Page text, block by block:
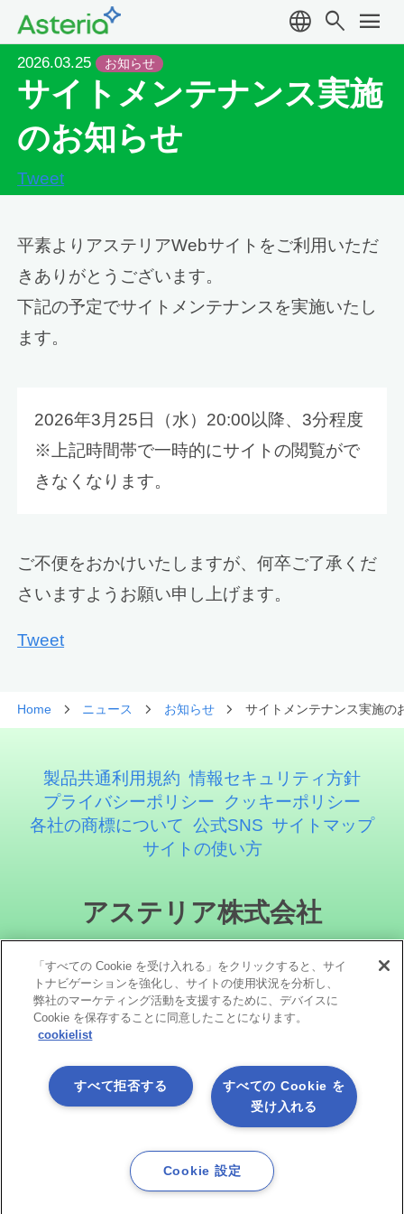
language search menu
2026.03.25 お知らせ
サイトメンテナンス実施
のお知らせ
Tweet
平素よりアステリアWebサイトをご利用いただ
きありがとうございます。
下記の予定でサイトメンテナンスを実施いたし
ます。
2026年3月25日（水）20:00以降、3分程度
※上記時間帯で一時的にサイトの閲覧がで
きなくなります。
ご不便をおかけいたしますが、何卒ご了承くだ
さいますようお願い申し上げます。
Tweet
Home ニュース お知らせ サイトメンテナンス実施の
製品共通利用規約 情報セキュリティ方針
プライバシーポリシー
クッキーポリシー
各社の商標について 公式SNS サイトマップ
サイトの使い方
アステリア株式会社
ソーシャルメディア
Copyright©1998 -2026 Asteria Corporation. All Rights Reserved.
「すべての Cookie を受け入れる」をクリックすると、サイ
トナビゲーションを強化し、サイトの使用状況を分析し、
弊社のマーケティング活動を支援するために、デバイスに
Cookie を保存することに同意したことになります。
cookielist
すべての Cookie を
受け入れる
すべて拒否する
Cookie 設定